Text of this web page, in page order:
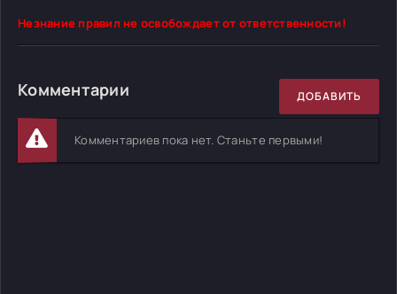
Незнание правил не освобождает от ответственности!
Комментарии ДОБАВИТЬ
Комментариев пока нет. Станьте первыми!